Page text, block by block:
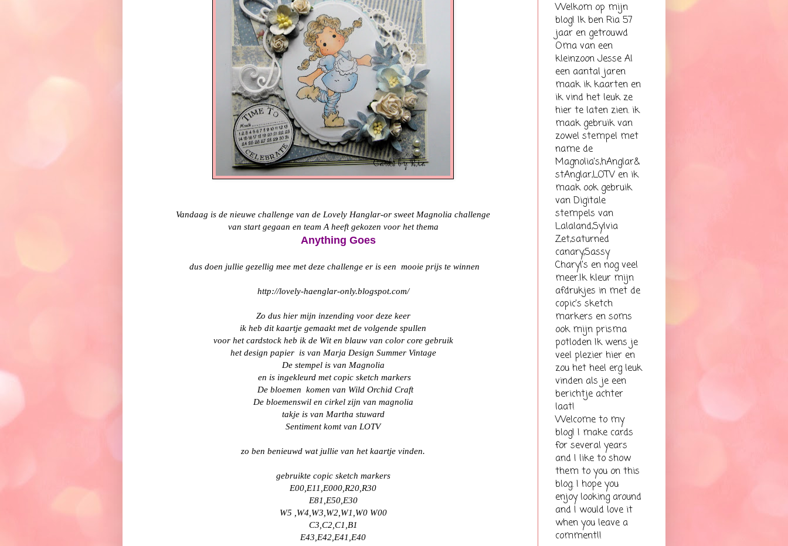
Vandaag is de nieuwe challenge van de Lovely Hanglar-or sweet Magnolia challenge
van start gegaan en team A heeft gekozen voor het thema
Anything Goes
dus doen jullie gezellig mee met deze challenge er is een mooie prijs te winnen
http://lovely-haenglar-only.blogspot.com/
Zo dus hier mijn inzending voor deze keer
ik heb dit kaartje gemaakt met de volgende spullen
voor het cardstock heb ik de Wit en blauw van color core gebruik
het design papier is van Marja Design Summer Vintage
De stempel is van Magnolia
en is ingekleurd met copic sketch markers
De bloemen komen van Wild Orchid Craft
De bloemenswil en cirkel zijn van magnolia
takje is van Martha stuward
Sentiment komt van LOTV
zo ben benieuwd wat jullie van het kaartje vinden.
gebruikte copic sketch markers
E00,E11,E000,R20,R30
E81,E50,E30
W5 ,W4,W3,W2,W1,W0 W00
C3,C2,C1,B1
E43,E42,E41,E40
Welkom op mijn
blog! Ik ben Ria 57
jaar en getrouwd
Oma van een
kleinzoon Jesse Al
een aantal jaren
maak ik kaarten en
ik vind het leuk ze
hier te laten zien. ik
maak gebruik van
zowel stempel met
name de
Magnolia's,hAnglar&
stAnglar,LOTV en ik
maak ook gebruik
van Digitale
stempels van
Lalaland,Sylvia
Zet,saturned
canary,Sassy
Charyl's en nog veel
meer.Ik kleur mijn
afdrukjes in met de
copic's sketch
markers en soms
ook mijn prisma
potloden Ik wens je
veel plezier hier en
zou het heel erg leuk
vinden als je een
berichtje achter
laat!
Welcome to my
blog! I make cards
for several years
and I like to show
them to you on this
blog. I hope you
enjoy looking around
and I would love it
when you leave a
comment!!